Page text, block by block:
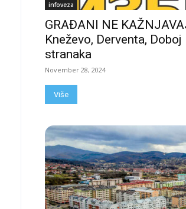
infoveza
GRAĐANI NE
Kneževo, Derventa,
stranaka
November 28, 2024
Više